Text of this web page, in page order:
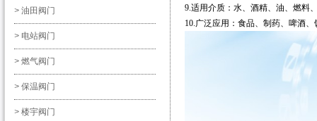
> 油田阀门
> 电站阀门
> 燃气阀门
> 保温阀门
> 楼宇阀门
9.适用介质：水、酒精、油、燃料
10.广泛应用：食品、制药、啤酒